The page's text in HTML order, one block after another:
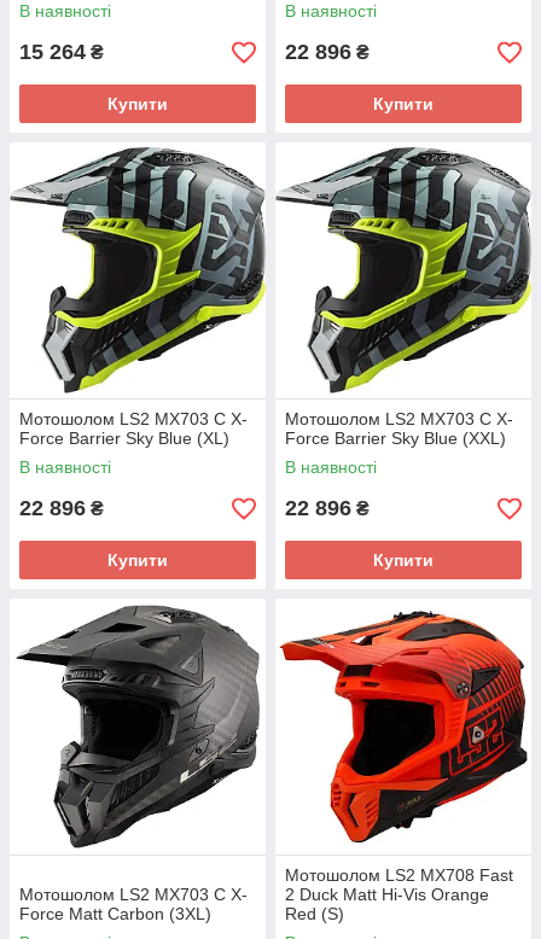
В наявності
15 264 ₴
Купити
В наявності
22 896 ₴
Купити
Мотошолом LS2 MX703 C X-
Force Barrier Sky Blue (XL)
В наявності
22 896 ₴
Купити
Мотошолом LS2 MX703 C X-
Force Barrier Sky Blue (XXL)
В наявності
22 896 ₴
Купити
Мотошолом LS2 MX703 C X-
Force Matt Carbon (3XL)
Мотошолом LS2 MX708 Fast
2 Duck Matt Hi-Vis Orange
Red (S)